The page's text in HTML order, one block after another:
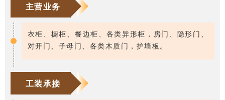
主营业务
衣柜、橱柜、餐边柜、各类异形柜，房门、隐形门、
对开门、子母门、各类木质门，护墙板。
工装承接